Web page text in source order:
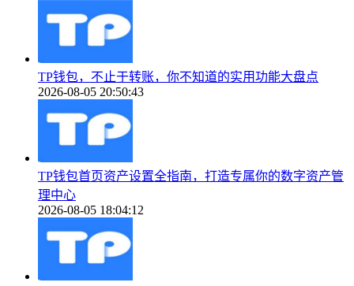
TP钱包，不止于转账，你不知道的实用功能大盘点
2026-08-05 20:50:43
TP钱包首页资产设置全指南，打造专属你的数字资产管
理中心
2026-08-05 18:04:12